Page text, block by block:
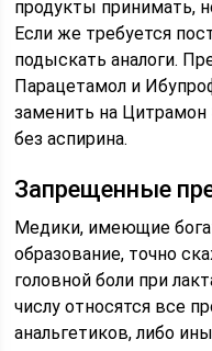
продукты принимать,
Если же требуется
подыскать аналоги.
Парацетамол и
заменить на Цитрамон
без аспирина.
Запрещенные
Медики, имеющие
образование, точно
головной боли при
числу относятся все
анальгетиков, либо